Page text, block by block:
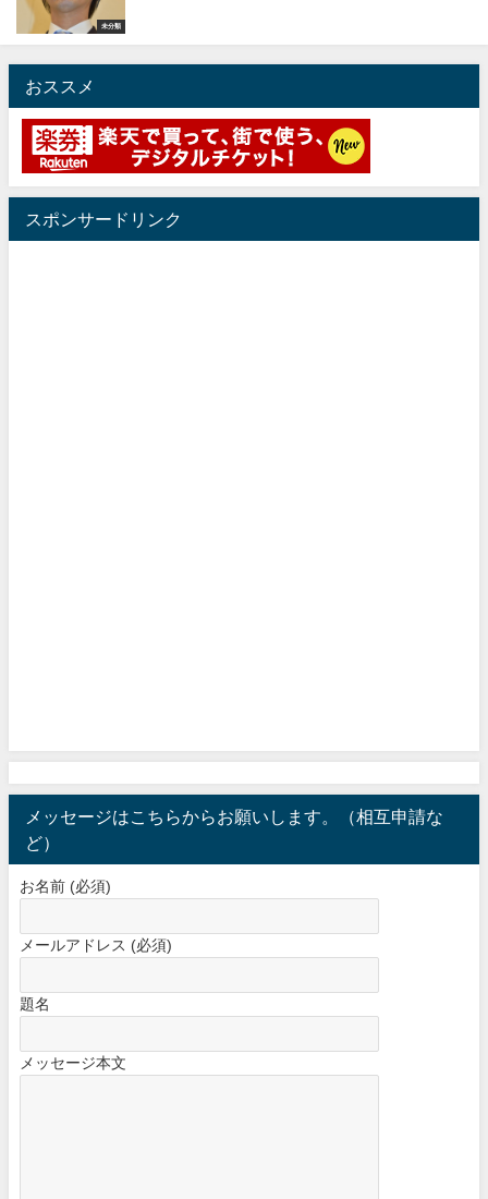
未分類
おススメ
スポンサードリンク
メッセージはこちらからお願いします。（相互申請な
ど）
お名前 (必須)
メールアドレス (必須)
題名
メッセージ本文